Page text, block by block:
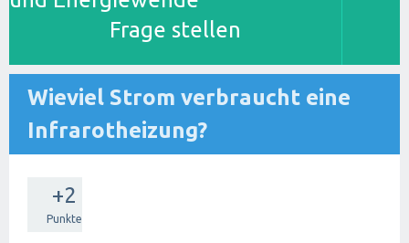
Frage stellen
Wieviel Strom verbraucht eine
Infrarotheizung?
+2
Punkte